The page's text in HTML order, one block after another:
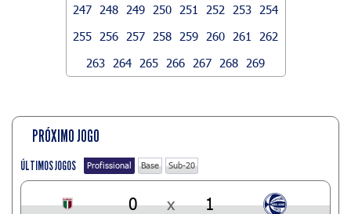
247
248 249 250 251 252 253
254
255
256 257 258 259 260 261
262
263
264 265 266 267 268 269
PRÓXIMO JOGO
ÚLTIMOS JOGOS Profissional Base Sub-20
0 x 1